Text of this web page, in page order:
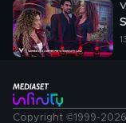
Copyright ©1999-2026